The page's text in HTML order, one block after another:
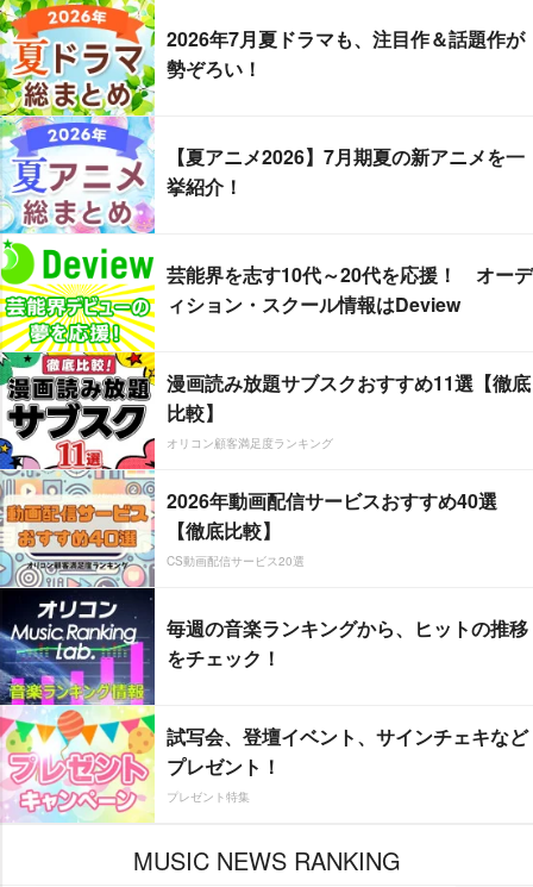
2026年7月夏ドラマも、注目作＆話題作が
勢ぞろい！
【夏アニメ2026】7月期夏の新アニメを一
挙紹介！
芸能界を志す10代～20代を応援！ オーデ
ィション・スクール情報はDeview
漫画読み放題サブスクおすすめ11選【徹底
比較】
オリコン顧客満足度ランキング
2026年動画配信サービスおすすめ40選
【徹底比較】
CS動画配信サービス20選
毎週の音楽ランキングから、ヒットの推移
をチェック！
試写会、登壇イベント、サインチェキなど
プレゼント！
プレゼント特集
MUSIC NEWS RANKING